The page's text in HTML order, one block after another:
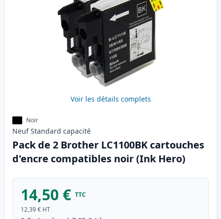
Voir les détails complets
Noir
Neuf Standard capacité
Pack de 2 Brother LC1100BK cartouches
d'encre compatibles noir (Ink Hero)
14,50 € TTC
12,39 € HT